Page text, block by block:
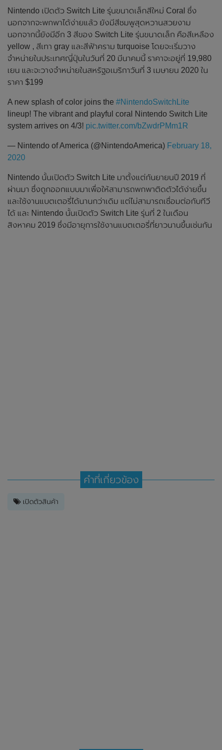
Nintendo เปิดตัว Switch Lite รุ่นขนาดเล็กสีใหม่ Coral ซึ่ง
นอกจากจะพกพาได้ง่ายแล้ว ยังมีสีชมพูสุดหวานสวยงาม
นอกจากนี้ยังมีอีก 3 สีของ Switch Lite รุ่นขนาดเล็ก คือสีเหลือง
yellow , สีเทา gray และสีฟ้าคราม turquoise โดยจะเริ่มวาง
จำหน่ายในประเทศญี่ปุ่นในวันที่ 20 มีนาคมนี้ ราคาจะอยู่ที่ 19,980
เยน และจะวางจำหน่ายในสหรัฐอเมริกาวันที่ 3 เมษายน 2020 ใน
ราคา $199
A new splash of color joins the #NintendoSwitchLite
lineup! The vibrant and playful coral Nintendo Switch Lite
system arrives on 4/3! pic.twitter.com/bZwdrPMm1R
— Nintendo of America (@NintendoAmerica) February 18,
2020
Nintendo นั้นเปิดตัว Switch Lite มาตั้งแต่กันยายนปี 2019 ที่
ผ่านมา ซึ่งถูกออกแบบมาเพื่อให้สามารถพกพาติดตัวได้ง่ายขึ้น
และใช้งานแบตเตอรี่ได้นานกว่าเดิม แต่ไม่สามารถเชื่อมต่อกับทีวี
ได้ และ Nintendo นั้นเปิดตัว Switch Lite รุ่นที่ 2 ในเดือน
สิงหาคม 2019 ซึ่งมีอายุการใช้งานแบตเตอรี่ที่ยาวนานขึ้นเช่นกัน
คำที่เกี่ยวข้อง
เปิดตัวสินค้า